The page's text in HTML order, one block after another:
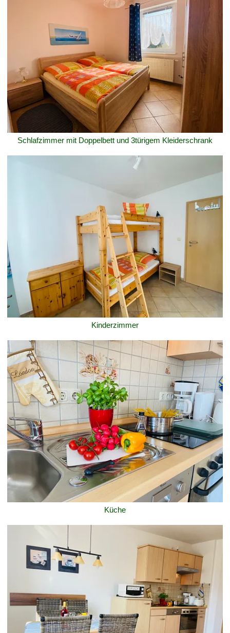
Schlafzimmer mit Doppelbett und 3türigem Kleiderschrank
Kinderzimmer
Küche